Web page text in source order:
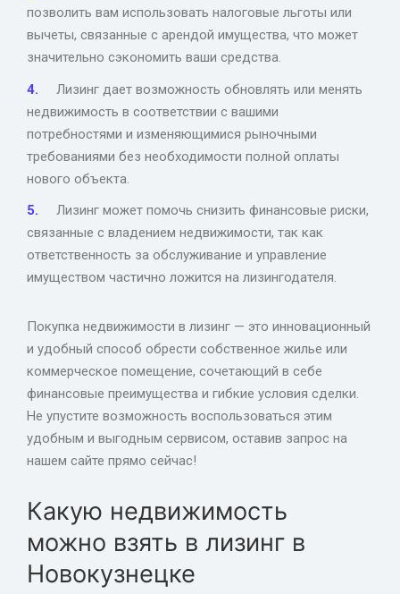
позволить вам использовать налоговые льготы или
вычеты, связанные с арендой имущества, что может
значительно сэкономить ваши средства.
Лизинг дает возможность обновлять или менять
недвижимость в соответствии с вашими
потребностями и изменяющимися рыночными
требованиями без необходимости полной оплаты
нового объекта.
Лизинг может помочь снизить финансовые риски,
связанные с владением недвижимости, так как
ответственность за обслуживание и управление
имуществом частично ложится на лизингодателя.
Покупка недвижимости в лизинг — это инновационный
и удобный способ обрести собственное жилье или
коммерческое помещение, сочетающий в себе
финансовые преимущества и гибкие условия сделки.
Не упустите возможность воспользоваться этим
удобным и выгодным сервисом, оставив запрос на
нашем сайте прямо сейчас!
Какую недвижимость
можно взять в лизинг в
Новокузнецке